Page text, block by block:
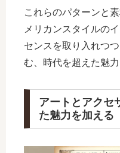
これらのパターンと
メリカンスタイルの
センスを取り入れつ
む、時代を超えた魅
アートとアクセ
た魅力を加える